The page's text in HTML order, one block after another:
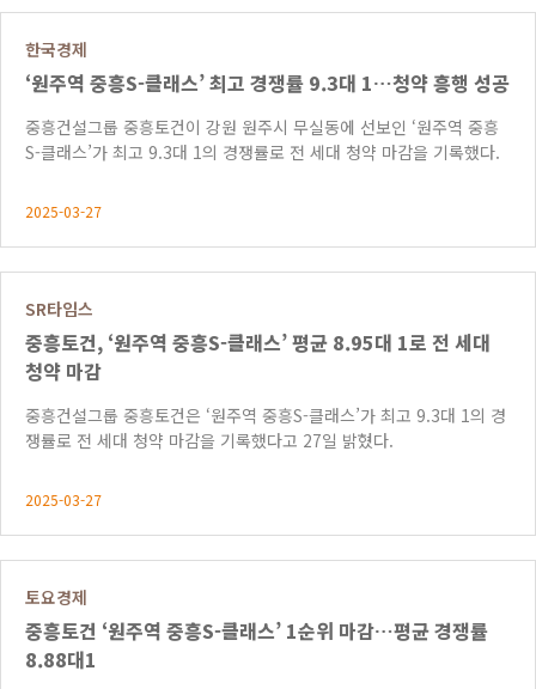
한국경제
‘원주역 중흥S-클래스’ 최고 경쟁률 9.3대 1…청약 흥행 성공
중흥건설그룹 중흥토건이 강원 원주시 무실동에 선보인 ‘원주역 중흥
S-클래스’가 최고 9.3대 1의 경쟁률로 전 세대 청약 마감을 기록했다.
2025-03-27
SR타임스
중흥토건, ‘원주역 중흥S-클래스’ 평균 8.95대 1로 전 세대
청약 마감
중흥건설그룹 중흥토건은 ‘원주역 중흥S-클래스’가 최고 9.3대 1의 경
쟁률로 전 세대 청약 마감을 기록했다고 27일 밝혔다.
2025-03-27
토요경제
중흥토건 ‘원주역 중흥S-클래스’ 1순위 마감…평균 경쟁률
8.88대1